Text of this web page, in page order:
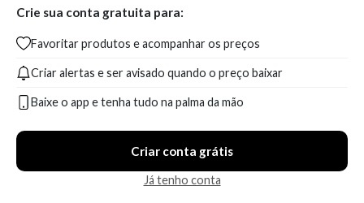
Crie sua conta gratuita para:
Favoritar produtos e acompanhar os preços
Criar alertas e ser avisado quando o preço baixar
Baixe o app e tenha tudo na palma da mão
Criar conta grátis
Já tenho conta